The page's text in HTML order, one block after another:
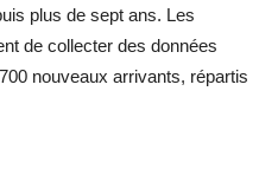
plus de sept ans. Les
de collecter des données
nouveaux arrivants, répartis